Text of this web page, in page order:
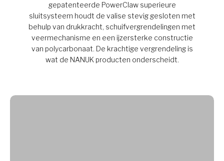
gepatenteerde PowerClaw superieure
sluitsysteem houdt de valise stevig gesloten met
behulp van drukkracht, schuifvergrendelingen met
veermechanisme en een ijzersterke constructie
van polycarbonaat. De krachtige vergrendeling is
wat de NANUK producten onderscheidt.